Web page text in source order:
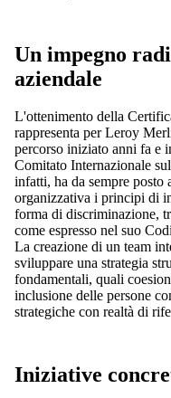
Un impegno
aziendale
L'ottenimento della
rappresenta per Leroy
percorso iniziato anni fa e
Comitato Internazionale
infatti, ha da sempre
organizzativa i principi di
forma di discriminazione,
come espresso nel suo
La creazione di un team
sviluppare una strategia
fondamentali, quali
inclusione delle persone
strategiche con realtà di
Iniziative